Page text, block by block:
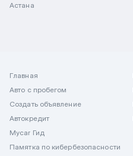
Астана
Главная
Авто с пробегом
Создать объявление
Автокредит
Mycar Гид
Памятка по кибербезопасности